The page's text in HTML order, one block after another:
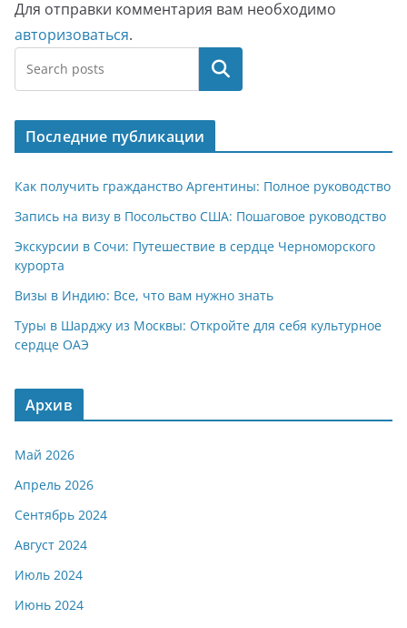
Для отправки комментария вам необходимо
авторизоваться.
Поиск
Последние публикации
Как получить гражданство Аргентины: Полное руководство
Запись на визу в Посольство США: Пошаговое руководство
Экскурсии в Сочи: Путешествие в сердце Черноморского
курорта
Визы в Индию: Все, что вам нужно знать
Туры в Шарджу из Москвы: Откройте для себя культурное
сердце ОАЭ
Архив
Май 2026
Апрель 2026
Сентябрь 2024
Август 2024
Июль 2024
Июнь 2024